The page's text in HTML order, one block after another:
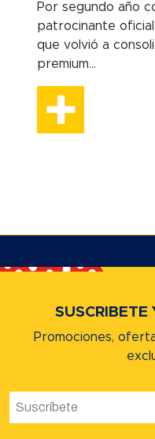
Por segundo año
patrocinante
que volvió a
premium...
Promociones,